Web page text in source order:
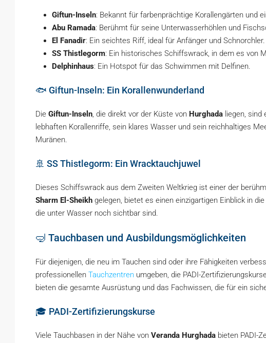
Giftun-Inseln: Bekannt für farbenprächtige Korallengärten und
Abu Ramada: Berühmt für seine Unterwasserhöhlen und
El Fanadir: Ein seichtes Riff, ideal für Anfänger und Schnorchler.
SS Thistlegorm: Ein historisches Schiffswrack, in dem es von
Delphinhaus: Ein Hotspot für das Schwimmen mit Delfinen.
🐟 Giftun-Inseln: Ein Korallenwunderland
Die Giftun-Inseln, die direkt vor der Küste von Hurghada liegen,
lebhaften Korallenriffe, sein klares Wasser und sein reichhaltiges
Muränen.
🚢 SS Thistlegorm: Ein Wracktauchjuwel
Dieses Schiffswrack aus dem Zweiten Weltkrieg ist einer der
Sharm El-Sheikh gelegen, bietet es einen einzigartigen Einblick in
die unter Wasser noch sichtbar sind.
🤿 Tauchbasen und Ausbildungsmöglichkeiten
Für diejenigen, die neu im Tauchen sind oder ihre Fähigkeiten
professionellen Tauchzentren umgeben, die PADI-
bieten die gesamte Ausrüstung und das Fachwissen, die für ein
🎓 PADI-Zertifizierungskurse
Viele Tauchbasen in der Nähe von Veranda Hurghada bieten PADI-